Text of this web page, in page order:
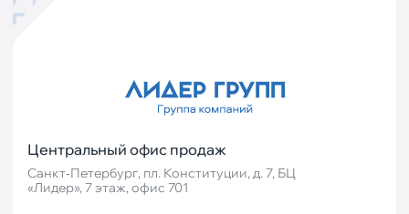
Центральный офис продаж
Санкт‐Петербург, пл. Конституции, д. 7, БЦ
«Лидер», 7 этаж, офис 701